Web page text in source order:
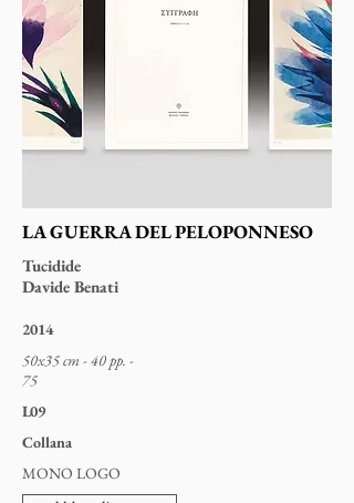
LA GUERRA DEL PELOPONNESO
Tucidide
Davide Benati
2014
50x35 cm - 40 pp. -
75
L09
Collana
MONO LOGO